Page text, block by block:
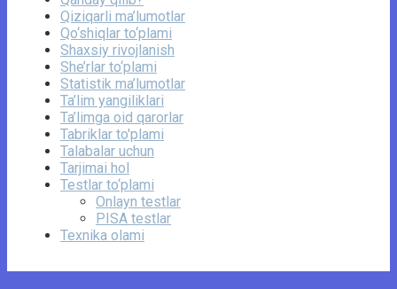
Qiziqarli ma’lumotlar
Qo‘shiqlar to‘plami
Shaxsiy rivojlanish
She’rlar to‘plami
Statistik ma’lumotlar
Ta’lim yangiliklari
Ta’limga oid qarorlar
Tabriklar to'plami
Talabalar uchun
Tarjimai hol
Testlar to‘plami
Onlayn testlar
PISA testlar
Texnika olami